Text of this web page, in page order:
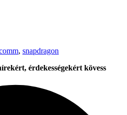
, snapdragon
érdekességekért kövess